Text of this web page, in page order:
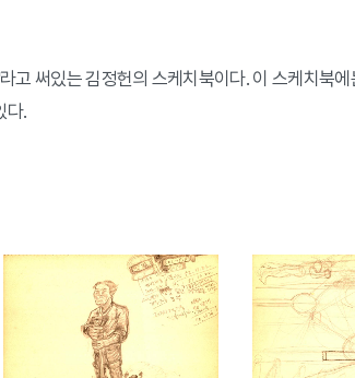
고 써있는 김정헌의 스케치북이다. 이 스케치북
다.